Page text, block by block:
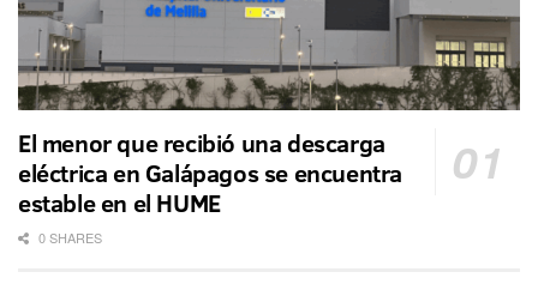
El menor que recibió una descarga
eléctrica en Galápagos se encuentra
estable en el HUME
0 SHARES